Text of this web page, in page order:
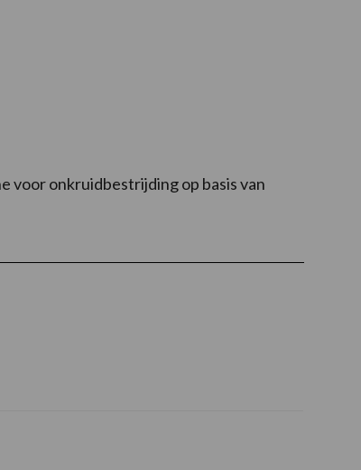
voor onkruidbestrijding op basis van